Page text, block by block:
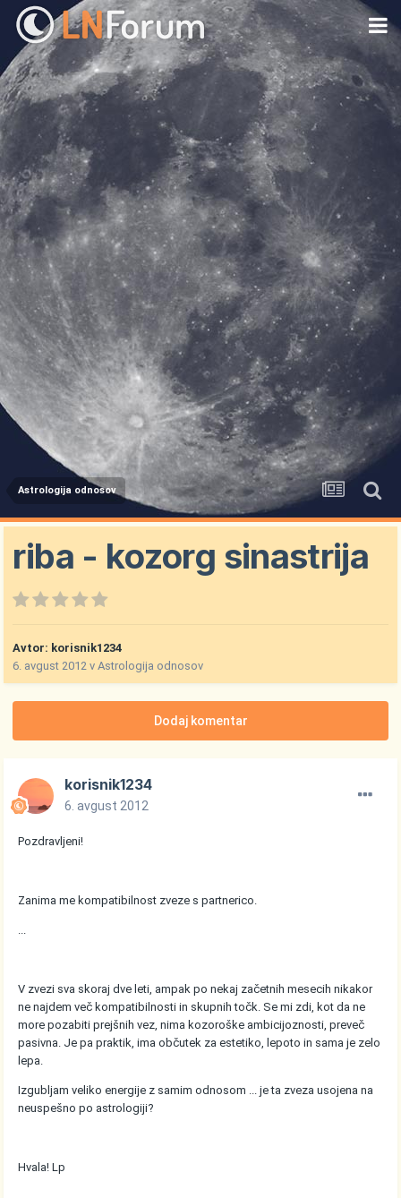
Astrologija odnosov
riba - kozorg sinastrija
Avtor: korisnik1234
6. avgust 2012 vAstrologija odnosov
Dodaj komentar
korisnik1234
6. avgust 2012
Pozdravljeni!
Zanima me kompatibilnost zveze s partnerico.
...
V zvezi sva skoraj dve leti, ampak po nekaj začetnih mesecih nikakor
ne najdem več kompatibilnosti in skupnih točk. Se mi zdi, kot da ne
more pozabiti prejšnih vez, nima kozoroške ambicijoznosti, preveč
pasivna. Je pa praktik, ima občutek za estetiko, lepoto in sama je zelo
lepa.
Izgubljam veliko energije z samim odnosom ... je ta zveza usojena na
neuspešno po astrologiji?
Hvala! Lp